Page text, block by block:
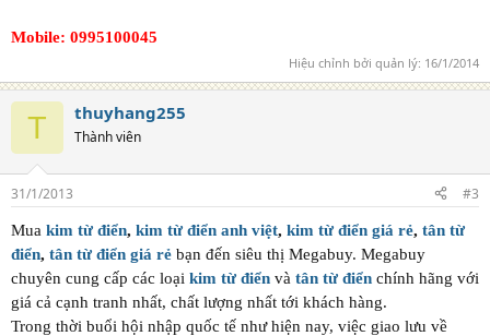
Mobile: 0995100045
Hiệu chỉnh bởi quản lý: 16/1/2014
T thuyhang255
Thành viên
31/1/2013 #3
Mua kim từ điển, kim từ điển anh việt, kim từ điển giá rẻ, tân từ
điển, tân từ điển giá rẻ bạn đến siêu thị Megabuy. Megabuy
chuyên cung cấp các loại kim từ điển và tân từ điển chính hãng với
giá cả cạnh tranh nhất, chất lượng nhất tới khách hàng.
Trong thời buổi hội nhập quốc tế như hiện nay, việc giao lưu về